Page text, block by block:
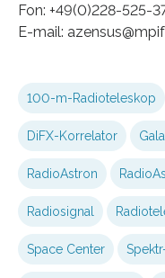
Fon: +49(0)228-525-
E-mail:
100-m-Radioteleskop
DiFX-Korrelator
RadioAstron
Radiosignal
Space Center